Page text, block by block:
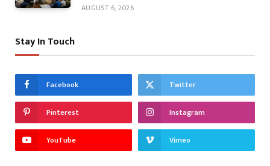
AUGUST 6, 2026
Stay In Touch
Facebook Twitter
Pinterest Instagram
YouTube Vimeo